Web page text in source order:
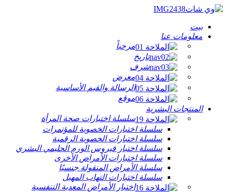
بيت
معلومات عنا
مرحباً
تاريخ
شرف
معرض
الرسالة والقيم الأساسية
موقع
المنتجات البشرية
سلسلة اختبارات صحة المرأة
سلسلة اختبارات الخصوبة للمؤتمرات
سلسلة اختبارات الخصوبة الرقمية
سلسلة اختبار فيروس الورم الحليمي البشري
سلسلة اختبارات الأمراض الأخرى
سلسلة الأمراض المنقولة جنسيًا
سلسلة اختبارات التهاب المهبل
اختبار الأمراض المعدية التنفسية